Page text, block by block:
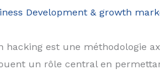
Development & growth
hacking est une méthodologie
un rôle central en